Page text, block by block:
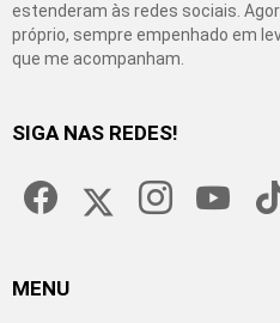
estenderam às redes sociais.
próprio, sempre empenhado em
que me acompanham.
SIGA NAS REDES!
MENU